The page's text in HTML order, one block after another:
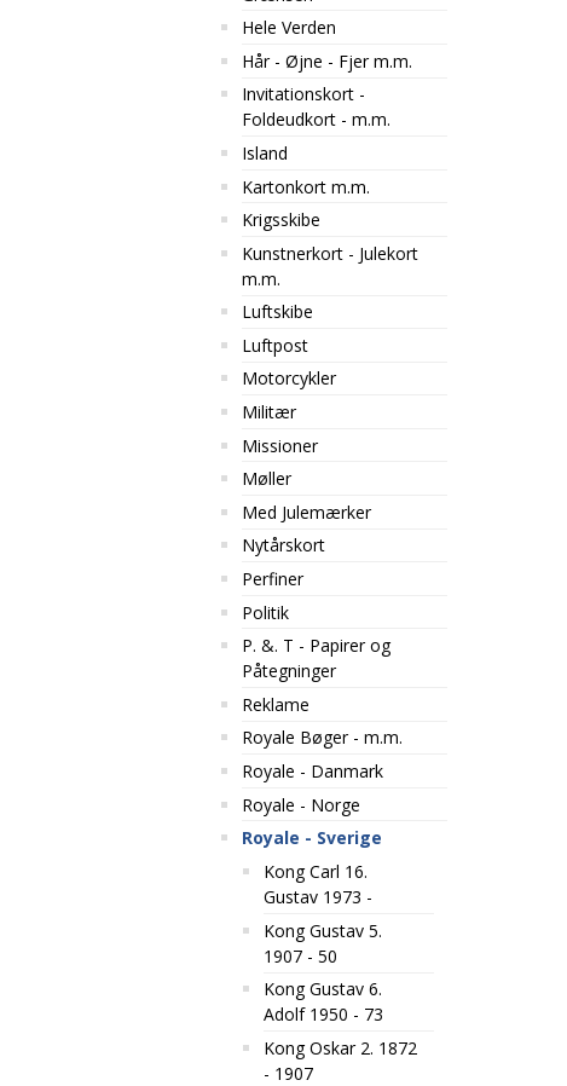
Hele Verden
Hår - Øjne - Fjer m.m.
Invitationskort -
Foldeudkort - m.m.
Island
Kartonkort m.m.
Krigsskibe
Kunstnerkort - Julekort
m.m.
Luftskibe
Luftpost
Motorcykler
Militær
Missioner
Møller
Med Julemærker
Nytårskort
Perfiner
Politik
P. &. T - Papirer og
Påtegninger
Reklame
Royale Bøger - m.m.
Royale - Danmark
Royale - Norge
Royale - Sverige
Kong Carl 16.
Gustav 1973 -
Kong Gustav 5.
1907 - 50
Kong Gustav 6.
Adolf 1950 - 73
Kong Oskar 2. 1872
- 1907